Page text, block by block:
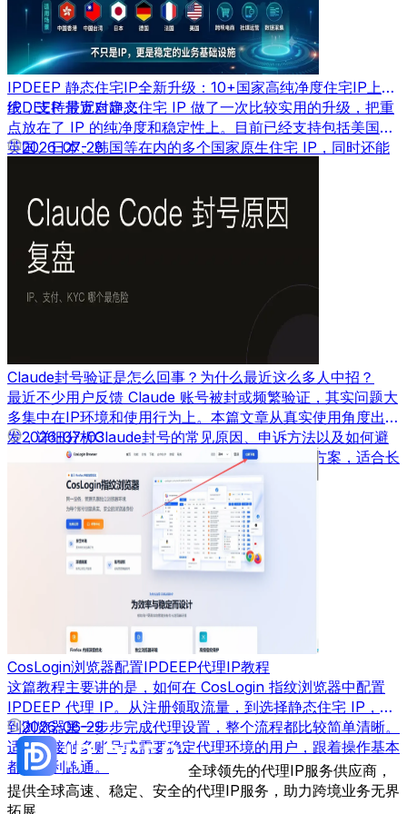
IPDEEP 静态住宅IP全新升级：10+国家高纯净度住宅IP上
线，支持带宽自定义
IPDEEP 最近对静态住宅 IP 做了一次比较实用的升级，把重
点放在了 IP 的纯净度和稳定性上。目前已经支持包括美国、
英国、日本、韩国等在内的多个国家原生住宅 IP，同时还能
2026-07-28
Claude封号验证是怎么回事？为什么最近这么多人中招？
最近不少用户反馈 Claude 账号被封或频繁验证，其实问题大
多集中在IP环境和使用行为上。本篇文章从真实使用角度出
发，详细分析Claude封号的常见原因、申诉方法以及如何避
免再次被封，并结合实际经验给出可落地的解决方案，适合长
期使用AI工具的用户参考。
2026-07-03
CosLogin浏览器配置IPDEEP代理IP教程
这篇教程主要讲的是，如何在 CosLogin 指纹浏览器中配置
IPDEEP 代理 IP。从注册领取流量，到选择静态住宅 IP，再
到浏览器里一步步完成代理设置，整个流程都比较简单清晰。
适合刚接触多账号或需要稳定代理环境的用户，跟着操作基本
都能顺利跑通。
2026-06-29
全球领先的代理IP服务供应商，
提供全球高速、稳定、安全的代理IP服务，助力跨境业务无界